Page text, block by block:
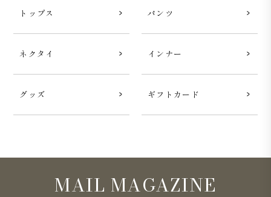
トップス パンツ
ネクタイ インナー
グッズ ギフトカード
MAIL MAGAZINE